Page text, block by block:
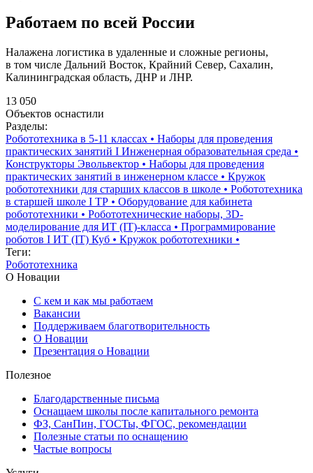
Работаем по всей России
Налажена логистика в удаленные и сложные регионы,
в том числе Дальний Восток, Крайний Север, Сахалин,
Калининградская область, ДНР и ЛНР.
13 050
Объектов оснастили
Разделы:
Робототехника в 5-11 классах • Наборы для проведения
практических занятий I Инженерная образовательная среда •
Конструкторы Эвольвектор • Наборы для проведения
практических занятий в инженерном классе • Кружок
робототехники для старших классов в школе • Робототехника
в старшей школе I ТР • Оборудование для кабинета
робототехники • Робототехнические наборы, 3D-
моделирование для ИТ (IT)-класса • Программирование
роботов I ИТ (IT) Куб • Кружок робототехники •
Теги:
Робототехника
О Новации
С кем и как мы работаем
Вакансии
Поддерживаем благотворительность
О Новации
Презентация о Новации
Полезное
Благодарственные письма
Оснащаем школы после капитального ремонта
ФЗ, СанПин, ГОСТы, ФГОС, рекомендации
Полезные статьи по оснащению
Частые вопросы